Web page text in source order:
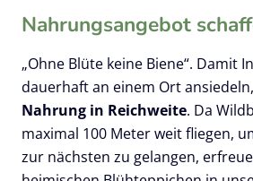
Nahrungsangebot
„Ohne Blüte keine Biene“. Damit
dauerhaft an einem Ort
Nahrung in Reichweite. Da
maximal 100 Meter weit fliegen,
zur nächsten zu gelangen,